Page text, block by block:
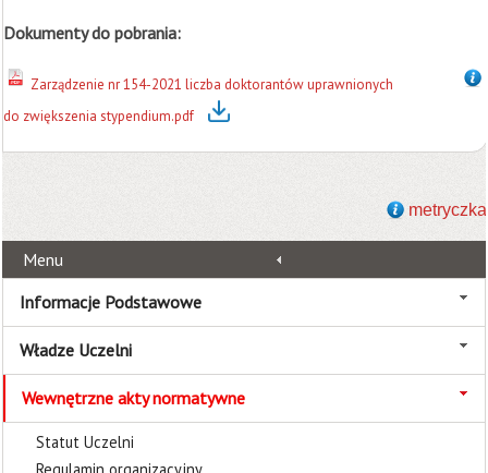
Dokumenty do pobrania:
Zarządzenie nr 154-2021 liczba doktorantów uprawnionych
do zwiększenia stypendium.pdf
metryczka
Menu
Informacje Podstawowe
Władze Uczelni
Wewnętrzne akty normatywne
Statut Uczelni